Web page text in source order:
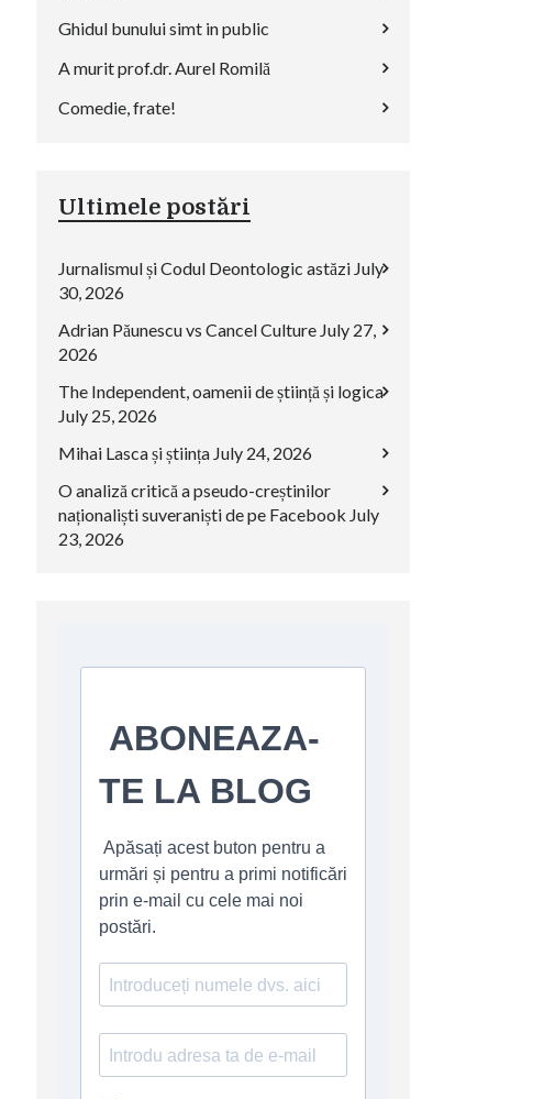
Ghidul bunului simt in public
A murit prof.dr. Aurel Romilă
Comedie, frate!
Ultimele postări
Jurnalismul și Codul Deontologic astăzi July
30, 2026
Adrian Păunescu vs Cancel Culture July 27,
2026
The Independent, oamenii de știință și logica
July 25, 2026
Mihai Lasca și știința July 24, 2026
O analiză critică a pseudo-creștinilor
naționaliști suveraniști de pe Facebook July
23, 2026